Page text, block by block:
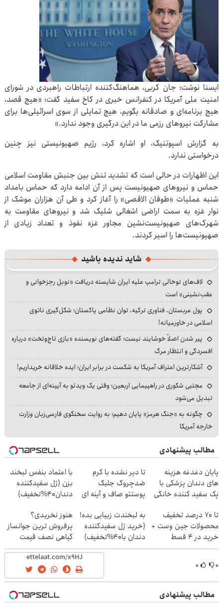
ایسنا نوشت: جان کربی، هماهنگ‌کننده ارتباطات راهبردی در شورای
امنیت ملی آمریکا در کنفرانس خبری در کاخ سفید گفت: «هیچ قصد،
هیچ برنامه‌ای و صادقانه بگویم، هیچ تمایلی از سوی اسرائیلی‌ها برای
مشارکت نیروهای رزمی ما در این درگیری وجود ندارد.»
به گزارش اسپوتنیک، او اشاره کرد، رژیم صهیونیستی نیز چنین
درخواستی ندارد.
این اظهارات در حالی است که تشدید تنش بین جنبش مقاومت اسلامی
حماس و نیروهای صهیونیست پس از آن ادامه دارد که حماس بامداد
شنبه عملیات «طوفان الاقصی» را آغاز کرد و طی آن هزاران موشک از
نوار غزه به سمت اراضی اشغالی شلیک شد و نیروهای مقاومت به
شهرک‌های صهیونیست‌نشین مجاور غزه نفوذ و تعداد زیادی از
صهیونیست‌ها را اسیر کردند.
شاید ندیده باشید
لاف‌های توخالی ترامپ علیه ایران شایسته دریافت «نوبل رجزخوانی و
عقب‌نشینی» است
پول عربستان، فناوری ترکیه، توان نظامی پاکستان؛ شکل‌گیری ناتوی
اسلامی در خاورمیانه!
پیر شدن اصلاً خوشایند نیست؛ گفته‌های نویسنده «بازی تاج‌وتخت» درباره
افسردگی و انتظار مرگ
آشکارترین اعتراف آمریکا به شکست در برابر ایران؛ ایده خلاقانه خریداریم!
مجتبی شکوری در راهپیمایی اربعین؛ وقتی یک ویدئو به آیینه‌ای از جامعه
تبدیل می‌شود
چگونه به «جنگ هرمز» پایان دهیم؛ به روایت سخنگوی فارسی‌زبان وزارت
خارجه آمریکا
مطالب پیشنهادی
پایان دغدغه هزینه
های دندان پزشکی با
پک سفید کننده خانگی
تا دیر نشده با کرم
ضدچروک جلبک
پوستتو صاف و آینه ای
با اعتماد بنفس لبخند
بزن (ژل سفیدکننده
دندان40%تخفیف)
تا 70 درصد تخفیف
محصولات جین وست +
خرید در 4 قسط
به لبخندت زیبایی بده!
(خرید ژل سفیدکننده
دندان با40%تخفیف)
هنوز نخریدی؟
پرفروش ترین جوانساز
گیاهی نصف قیمت
۰ ۰
مطالب پیشنهادی